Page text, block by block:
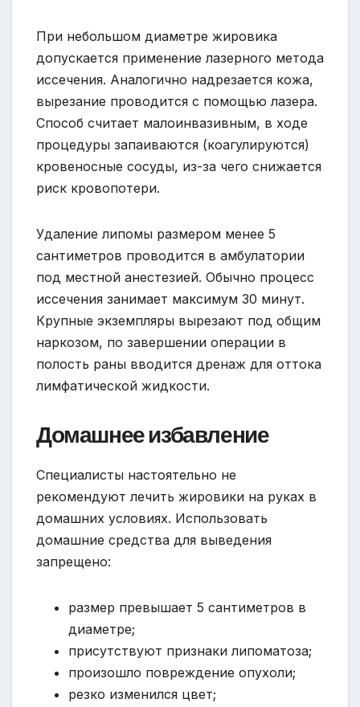
При небольшом диаметре жировика
допускается применение лазерного метода
иссечения. Аналогично надрезается кожа,
вырезание проводится с помощью лазера.
Способ считает малоинвазивным, в ходе
процедуры запаиваются (коагулируются)
кровеносные сосуды, из-за чего снижается
риск кровопотери.
Удаление липомы размером менее 5
сантиметров проводится в амбулатории
под местной анестезией. Обычно процесс
иссечения занимает максимум 30 минут.
Крупные экземпляры вырезают под общим
наркозом, по завершении операции в
полость раны вводится дренаж для оттока
лимфатической жидкости.
Домашнее избавление
Специалисты настоятельно не
рекомендуют лечить жировики на руках в
домашних условиях. Использовать
домашние средства для выведения
запрещено:
размер превышает 5 сантиметров в
диаметре;
присутствуют признаки липоматоза;
произошло повреждение опухоли;
резко изменился цвет;